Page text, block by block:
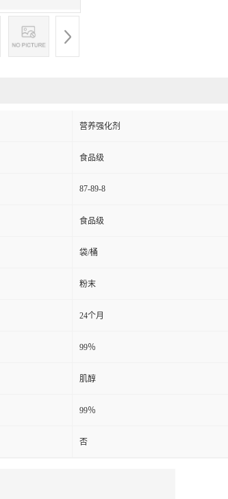
营养强化剂
食品级
87-89-8
食品级
袋/桶
粉末
24个月
99％
肌醇
99％
否